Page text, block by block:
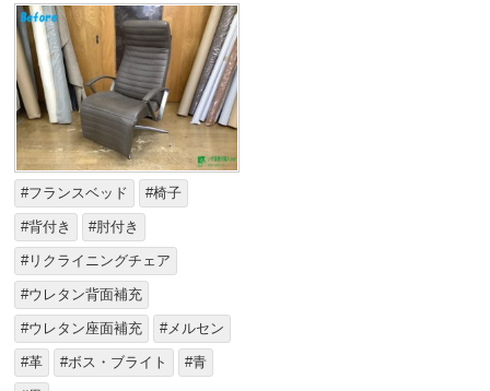
#フランスベッド #椅子
#背付き #肘付き
#リクライニングチェア
#ウレタン背面補充
#ウレタン座面補充 #メルセン
#革 #ボス・ブライト #青